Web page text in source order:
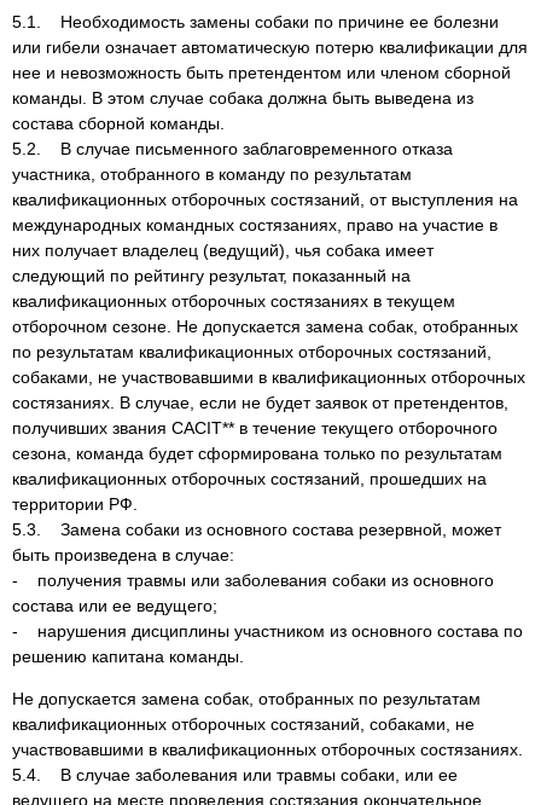
5.1. Необходимость замены собаки по причине ее болезни
или гибели означает автоматическую потерю квалификации для
нее и невозможность быть претендентом или членом сборной
команды. В этом случае собака должна быть выведена из
состава сборной команды.
5.2. В случае письменного заблаговременного отказа
участника, отобранного в команду по результатам
квалификационных отборочных состязаний, от выступления на
международных командных состязаниях, право на участие в
них получает владелец (ведущий), чья собака имеет
следующий по рейтингу результат, показанный на
квалификационных отборочных состязаниях в текущем
отборочном сезоне. Не допускается замена собак, отобранных
по результатам квалификационных отборочных состязаний,
собаками, не участвовавшими в квалификационных отборочных
состязаниях. В случае, если не будет заявок от претендентов,
получивших звания CACIT** в течение текущего отборочного
сезона, команда будет сформирована только по результатам
квалификационных отборочных состязаний, прошедших на
территории РФ.
5.3. Замена собаки из основного состава резервной, может
быть произведена в случае:
- получения травмы или заболевания собаки из основного
состава или ее ведущего;
- нарушения дисциплины участником из основного состава по
решению капитана команды.
Не допускается замена собак, отобранных по результатам
квалификационных отборочных состязаний, собаками, не
участвовавшими в квалификационных отборочных состязаниях.
5.4. В случае заболевания или травмы собаки, или ее
ведущего на месте проведения состязания окончательное